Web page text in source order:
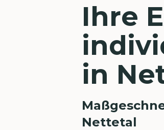
Ihre
in
Nettetal